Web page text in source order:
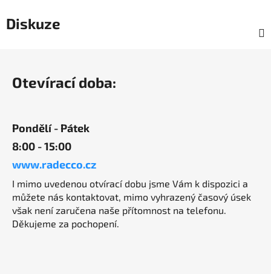
Diskuze
Otevírací doba:
Pondělí - Pátek
8:00 - 15:00
www.radecco.cz
I mimo uvedenou otvírací dobu jsme Vám k dispozici a
můžete nás kontaktovat, mimo vyhrazený časový úsek
však není zaručena naše přítomnost na telefonu.
Děkujeme za pochopení.